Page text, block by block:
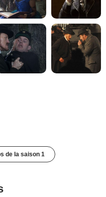
de la saison 1